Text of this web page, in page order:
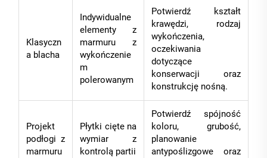
Klasyczn
a blacha
Indywidualne
elementy z
marmuru z
wykończenie
m
polerowanym
Potwierdź kształt
krawędzi, rodzaj
wykończenia,
oczekiwania
dotyczące
konserwacji oraz
konstrukcję nośną.
Projekt
podłogi z
marmuru
Płytki cięte na
wymiar z
kontrolą partii
Potwierdź spójność
koloru, grubość,
planowanie
antypoślizgowe oraz